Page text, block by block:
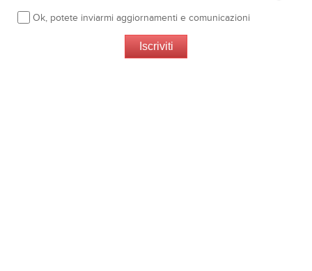
Ok, potete inviarmi aggiornamenti e comunicazioni